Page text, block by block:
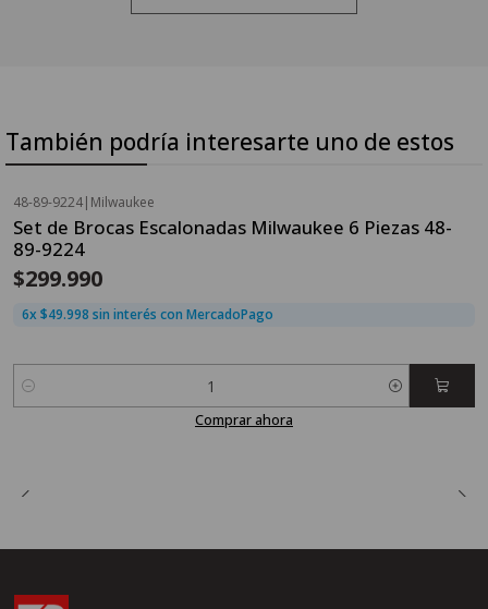
También podría interesarte uno de estos
48-89-9224| Milwaukee
Set de Brocas Escalonadas Milwaukee 6 Piezas 48-
89-9224
$299.990
6x $49.998 sin interés con MercadoPago
Cantidad
Comprar ahora